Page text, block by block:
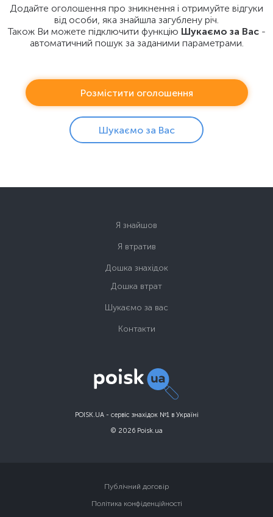
Додайте оголошення про зникнення і отримуйте відгуки
вiд особи, яка знайшла загублену річ.
Також Ви можете підключити функцію Шукаємо за Вас-
автоматичний пошук за заданими параметрами.
Розмістити оголошення
Шукаємо за Вас
POISK.UA - сервіс знахідок №1 в Україні
© 2026 Poisk.ua
Я знайшов
Я втратив
Дошка знахідок
Дошка втрат
Шукаємо за вас
Контакти
Публічний договір
Політика конфіденційності